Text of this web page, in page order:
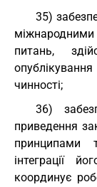
35)
питань,
чинності;
36)
приведення
принципами
інтеграції
координує